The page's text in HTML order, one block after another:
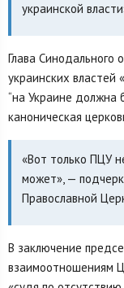
украинской
Глава Синодального
украинских властей
“на Украине должна
каноническая
«Вот только ПЦУ
может», —
Православной
В заключение
взаимоотношениям